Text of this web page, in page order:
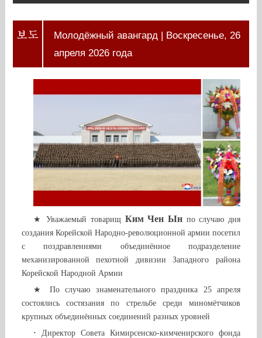
Молодёжный авангард | Воскресенье, 26
апреля 2026 года
★ Уважаемый товарищ Ким Чен Ынпо случаю дня
создания Корейской Народно-революционной армии посетил
с поздравлениями объединённое подразделение
механизированной пехотной дивизии Западного района
Корейской Народной Армии
★ По случаю знаменательного праздника 25 апреля
состоялись состязания по стрельбе среди миномётчиков
крупных объединённых соединений разных уровней
· Директор Совета Кимирсенско-кимченирского фонда